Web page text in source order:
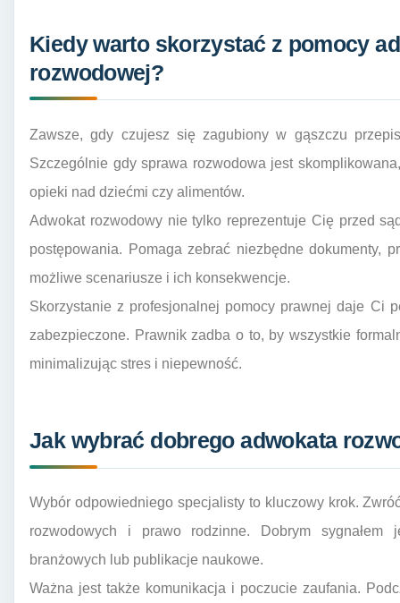
Kiedy warto skorzystać z pomocy
rozwodowej?
Zawsze, gdy czujesz się zagubiony w gąszczu
Szczególnie gdy sprawa rozwodowa jest
opieki nad dziećmi czy alimentów.
Adwokat rozwodowy nie tylko reprezentuje Cię przed
postępowania. Pomaga zebrać niezbędne dokumenty,
możliwe scenariusze i ich konsekwencje.
Skorzystanie z profesjonalnej pomocy prawnej daje Ci
zabezpieczone. Prawnik zadba o to, by wszystkie
minimalizując stres i niepewność.
Jak wybrać dobrego adwokata
Wybór odpowiedniego specjalisty to kluczowy krok.
rozwodowych i prawo rodzinne. Dobrym sygnałem
branżowych lub publikacje naukowe.
Ważna jest także komunikacja i poczucie zaufania.